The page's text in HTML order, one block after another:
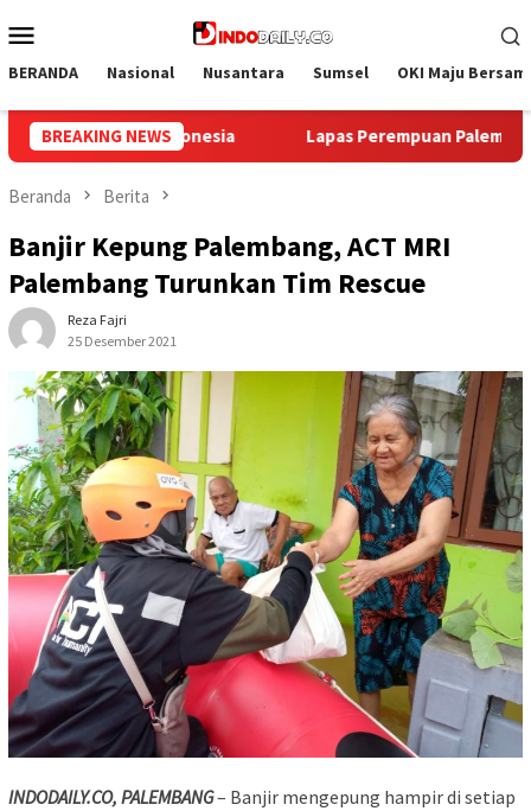
ke
Mobile
BERANDA Nasional Nusantara Sumsel OKI Maju
BREAKING NEWS
Palembang Gelar Aksi Bersih Kemerdekaan, Kobarkan
Beranda Berita
Banjir Kepung Palembang, ACT MRI
Palembang Turunkan Tim Rescue
Reza Fajri
25 Desember 2021
INDODAILY.CO, PALEMBANG– Banjir mengepung hampir di setiap